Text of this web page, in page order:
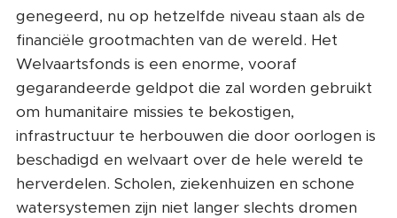
genegeerd, nu op hetzelfde niveau staan ​​als de
financiële grootmachten van de wereld. Het
Welvaartsfonds is een enorme, vooraf
gegarandeerde geldpot die zal worden gebruikt
om humanitaire missies te bekostigen,
infrastructuur te herbouwen die door oorlogen is
beschadigd en welvaart over de hele wereld te
herverdelen. Scholen, ziekenhuizen en schone
watersystemen zijn niet langer slechts dromen